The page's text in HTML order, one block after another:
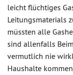
leicht flüchtiges
Leitungsmaterials
müssten alle
sind allenfalls
vermutlich nie
Haushalte